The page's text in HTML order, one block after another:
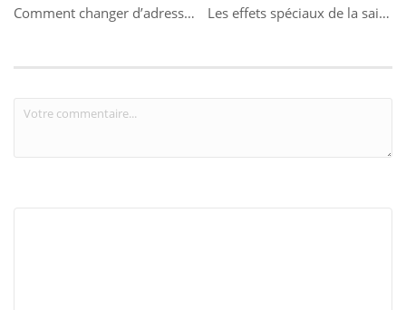
Comment changer d’adresse IP grâce au VPN CyberGosth ? Les effets spéciaux de la saison 5 de Game of Thrones